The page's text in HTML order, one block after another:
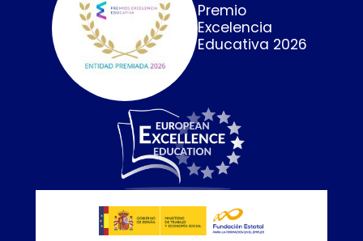
Premio
Excelencia
Educativa 2026